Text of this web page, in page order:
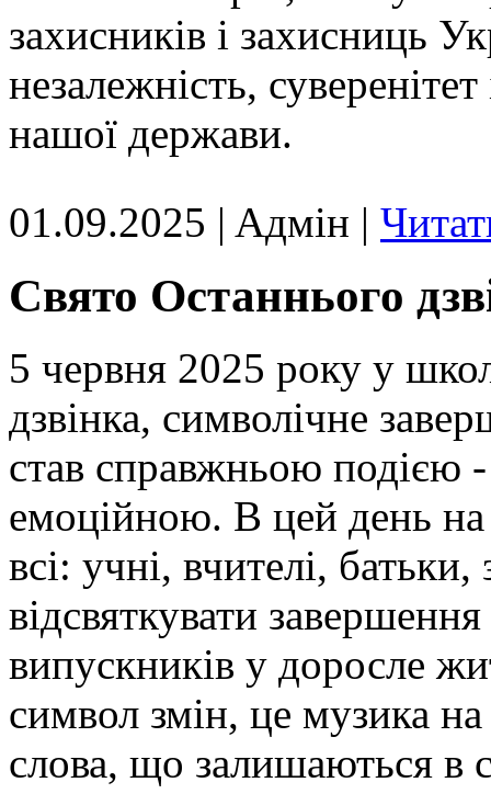
захисників і захисниць
незалежність, суверенітет
нашої держави.
01.09.2025 | Aдмін |
Свято Останнього
5 червня 2025 року у
дзвінка, символічне
став справжньою подією
емоційною. В цей день на
всі: учні, вчителі,
відсвяткувати
випускників у доросле
символ змін, це музика
слова, що залишаються в